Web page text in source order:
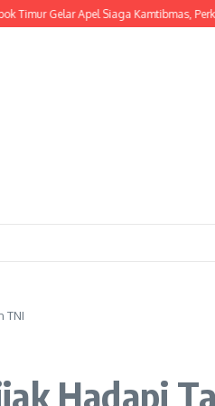
Gelar Apel Siaga Kamtibmas, Perkuat
TNI
Hadapi